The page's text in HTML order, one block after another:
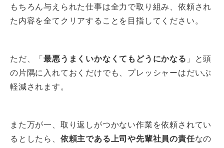
もちろん与えられた仕事は全力で取り組み、依頼され
た内容を全てクリアすることを目指してください。
ただ、「最悪うまくいかなくてもどうにかなる 」と頭
の片隅に入れておくだけでも、プレッシャーはだいぶ
軽減されます。
また万が一、取り返しがつかない作業を依頼されてい
るとしたら、 依頼主である上司や先輩社員の責任なの